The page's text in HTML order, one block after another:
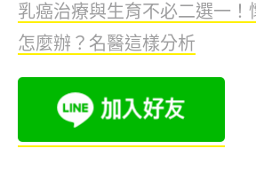
乳癌治療與生育不必二選一！
怎麼辦？名醫這樣分析